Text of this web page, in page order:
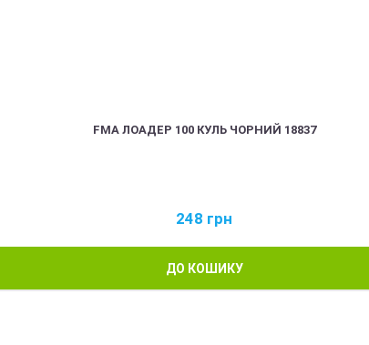
FMA ЛОАДЕР 100 КУЛЬ ЧОРНИЙ 18837
248 грн
ДО КОШИКУ